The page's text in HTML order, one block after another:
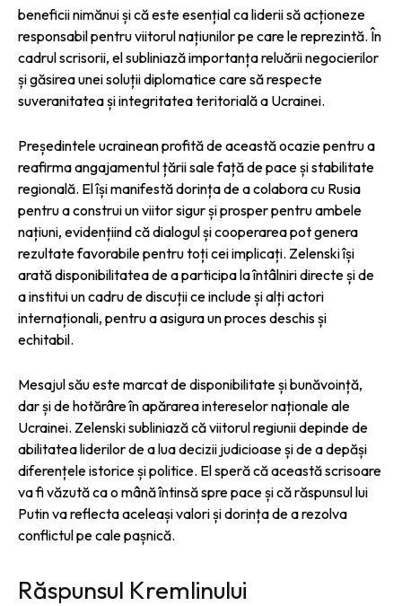
beneficii nimănui și că este esențial ca liderii să acționeze
responsabil pentru viitorul națiunilor pe care le reprezintă. În
cadrul scrisorii, el subliniază importanța reluării negocierilor
și găsirea unei soluții diplomatice care să respecte
suveranitatea și integritatea teritorială a Ucrainei.
Președintele ucrainean profită de această ocazie pentru a
reafirma angajamentul țării sale față de pace și stabilitate
regională. El își manifestă dorința de a colabora cu Rusia
pentru a construi un viitor sigur și prosper pentru ambele
națiuni, evidențiind că dialogul și cooperarea pot genera
rezultate favorabile pentru toți cei implicați. Zelenski își
arată disponibilitatea de a participa la întâlniri directe și de
a institui un cadru de discuții ce include și alți actori
internaționali, pentru a asigura un proces deschis și
echitabil.
Mesajul său este marcat de disponibilitate și bunăvoință,
dar și de hotărâre în apărarea intereselor naționale ale
Ucrainei. Zelenski subliniază că viitorul regiunii depinde de
abilitatea liderilor de a lua decizii judicioase și de a depăși
diferențele istorice și politice. El speră că această scrisoare
va fi văzută ca o mână întinsă spre pace și că răspunsul lui
Putin va reflecta aceleași valori și dorința de a rezolva
conflictul pe cale pașnică.
Răspunsul Kremlinului